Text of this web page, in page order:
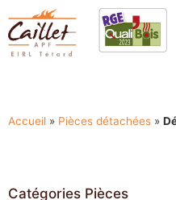
Accueil » Pièces détachées »
Catégories Pièces